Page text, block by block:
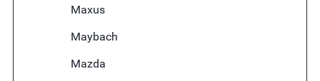
Maxus
Maybach
Mazda